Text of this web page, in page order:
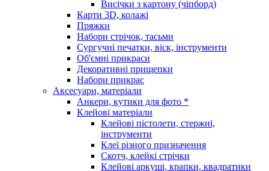
Висічки з картону (чіпборд)
Карти 3D, колажі
Пряжки
Набори стрічок, тасьми
Сургучні печатки, віск, інструменти
Об'ємні прикраси
Декоративні прищепки
Набори прикрас
Аксесуари, матеріали
Анкери, кутики для фото *
Клейові матеріали
Клейові пістолети, стержні,
інструменти
Клеї різного призначення
Скотч, клейкі стрічки
Клейові аркуші, крапки, квадратики